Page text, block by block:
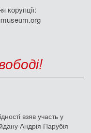
корупції:
взяв участь у
Андрія Парубія